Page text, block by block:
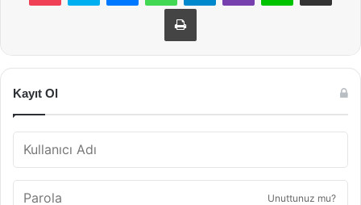
Yazdır
Kayıt Ol
Unuttunuz mu?